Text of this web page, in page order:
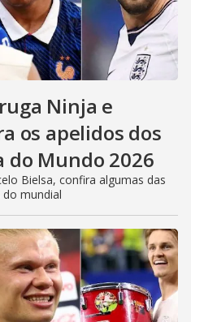
Ninja e
os apelidos dos
do Mundo 2026
Bielsa, confira algumas das
mundial